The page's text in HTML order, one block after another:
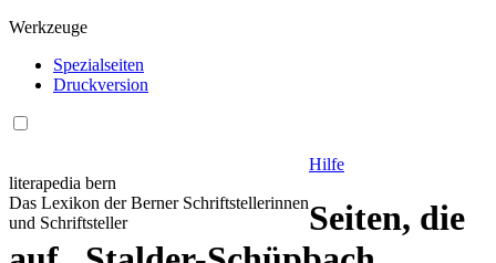
Werkzeuge
Spezialseiten
Druckversion
literapedia bern
Das Lexikon der Berner Schriftstellerinnen
und Schriftsteller
Hilfe
Seiten, die